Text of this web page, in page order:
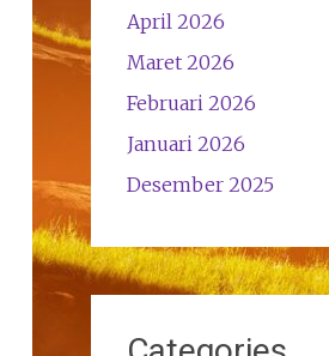
April 2026
Maret 2026
Februari 2026
Januari 2026
Desember 2025